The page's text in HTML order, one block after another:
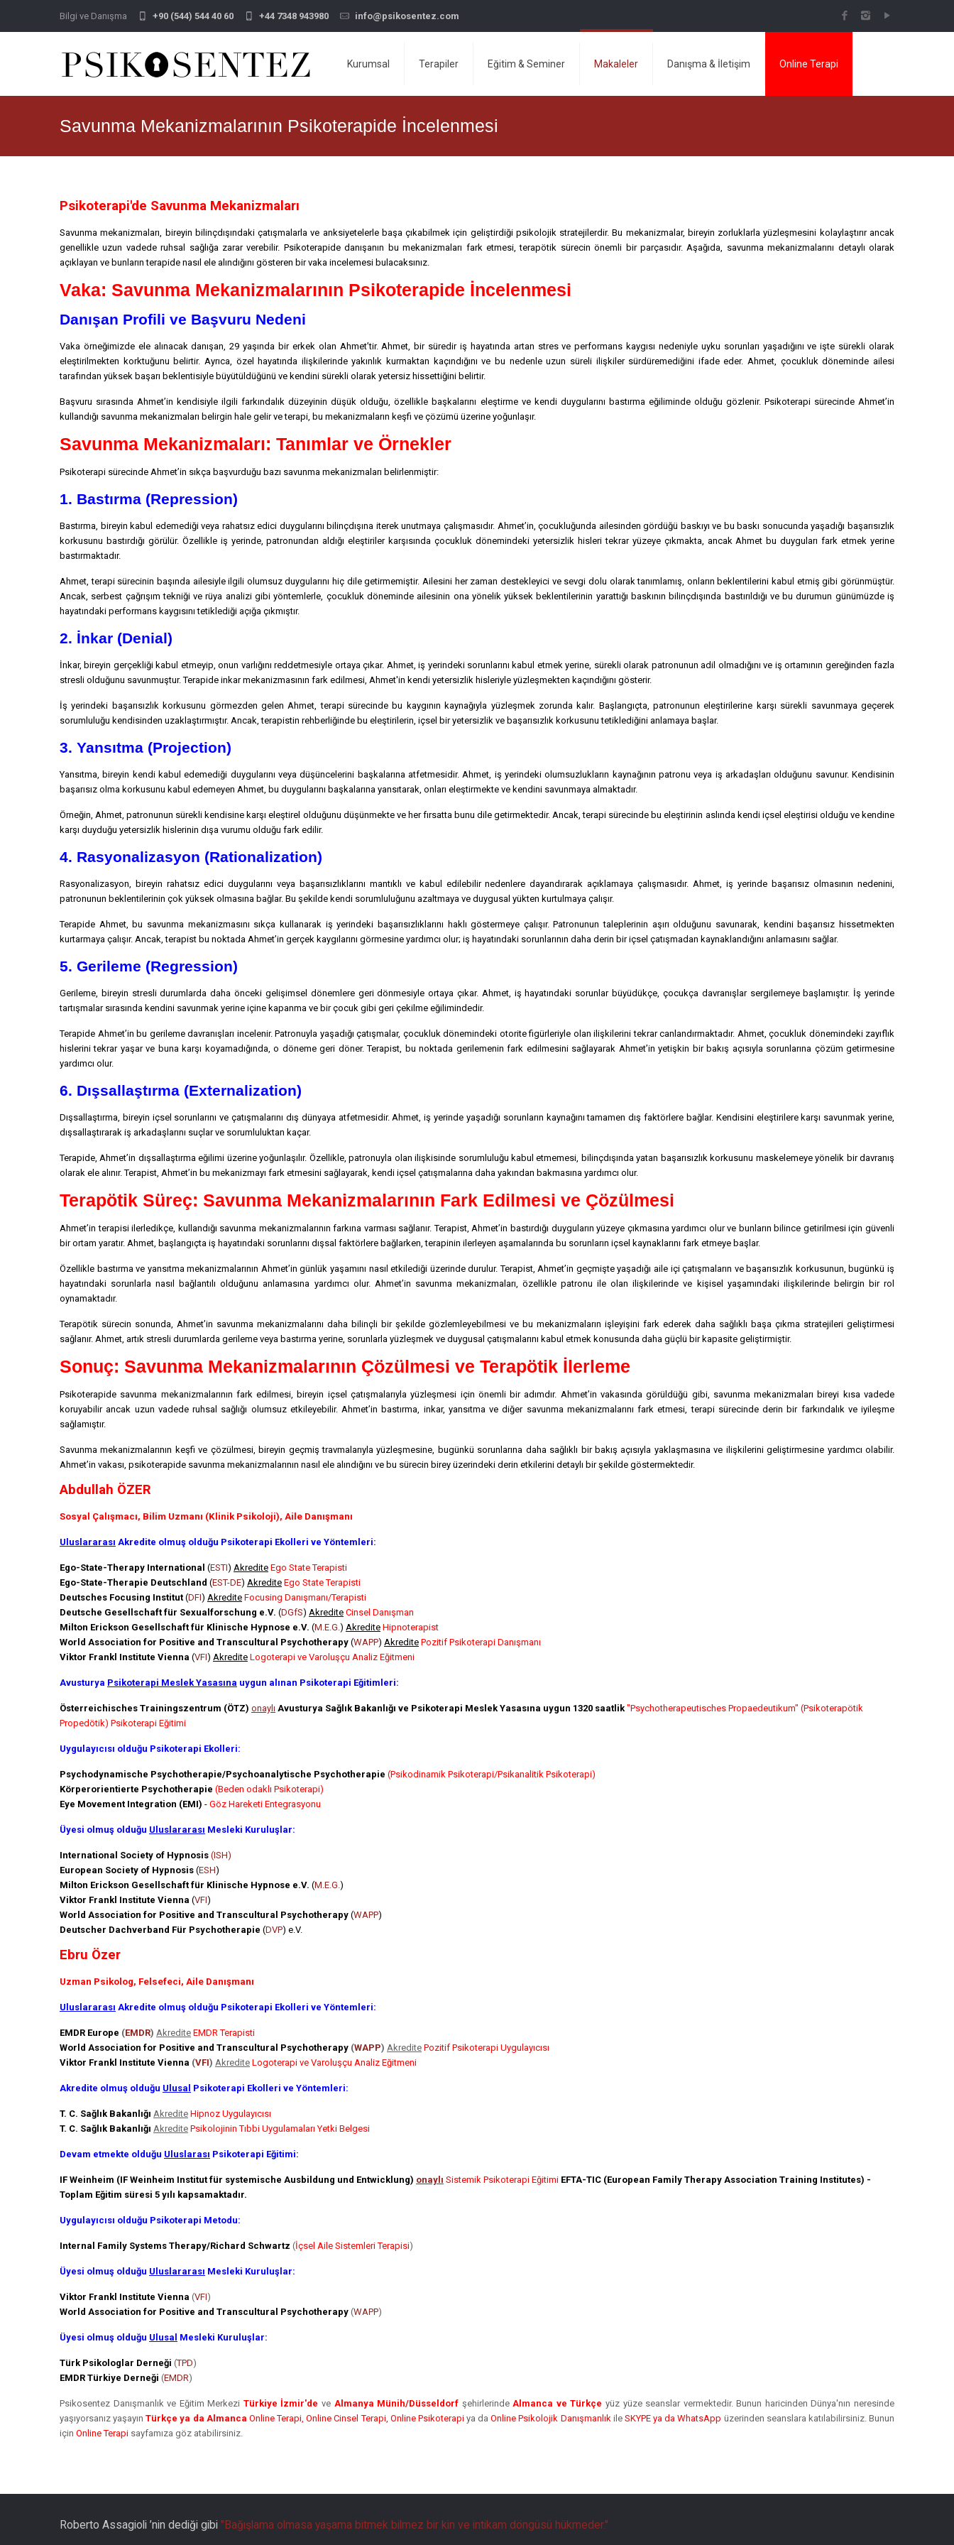
Bilgi ve Danışma +90 (544) 544 40 60 +44 7348 943980 info@psikosentez.com
Kurumsal Terapiler Eğitim & Seminer Makaleler Danışma & İletişim Online Terapi
Savunma Mekanizmalarının Psikoterapide İncelenmesi
Psikoterapi'de Savunma Mekanizmaları
Savunma mekanizmaları, bireyin bilinçdışındaki çatışmalarla ve anksiyetelerle başa çıkabilmek için geliştirdiği psikolojik stratejilerdir. Bu mekanizmalar, bireyin zorluklarla yüzleşmesini kolaylaştırır ancak
genellikle uzun vadede ruhsal sağlığa zarar verebilir. Psikoterapide danışanın bu mekanizmaları fark etmesi, terapötik sürecin önemli bir parçasıdır. Aşağıda, savunma mekanizmalarını detaylı olarak
açıklayan ve bunların terapide nasıl ele alındığını gösteren bir vaka incelemesi bulacaksınız.
Vaka: Savunma Mekanizmalarının Psikoterapide İncelenmesi
Danışan Profili ve Başvuru Nedeni
Vaka örneğimizde ele alınacak danışan, 29 yaşında bir erkek olan Ahmet’tir. Ahmet, bir süredir iş hayatında artan stres ve performans kaygısı nedeniyle uyku sorunları yaşadığını ve işte sürekli olarak
eleştirilmekten korktuğunu belirtir. Ayrıca, özel hayatında ilişkilerinde yakınlık kurmaktan kaçındığını ve bu nedenle uzun süreli ilişkiler sürdüremediğini ifade eder. Ahmet, çocukluk döneminde ailesi
tarafından yüksek başarı beklentisiyle büyütüldüğünü ve kendini sürekli olarak yetersiz hissettiğini belirtir.
Başvuru sırasında Ahmet’in kendisiyle ilgili farkındalık düzeyinin düşük olduğu, özellikle başkalarını eleştirme ve kendi duygularını bastırma eğiliminde olduğu gözlenir. Psikoterapi sürecinde Ahmet’in
kullandığı savunma mekanizmaları belirgin hale gelir ve terapi, bu mekanizmaların keşfi ve çözümü üzerine yoğunlaşır.
Savunma Mekanizmaları: Tanımlar ve Örnekler
Psikoterapi sürecinde Ahmet’in sıkça başvurduğu bazı savunma mekanizmaları belirlenmiştir:
1. Bastırma (Repression)
Bastırma, bireyin kabul edemediği veya rahatsız edici duygularını bilinçdışına iterek unutmaya çalışmasıdır. Ahmet’in, çocukluğunda ailesinden gördüğü baskıyı ve bu baskı sonucunda yaşadığı başarısızlık
korkusunu bastırdığı görülür. Özellikle iş yerinde, patronundan aldığı eleştiriler karşısında çocukluk dönemindeki yetersizlik hisleri tekrar yüzeye çıkmakta, ancak Ahmet bu duyguları fark etmek yerine
bastırmaktadır.
Ahmet, terapi sürecinin başında ailesiyle ilgili olumsuz duygularını hiç dile getirmemiştir. Ailesini her zaman destekleyici ve sevgi dolu olarak tanımlamış, onların beklentilerini kabul etmiş gibi görünmüştür.
Ancak, serbest çağrışım tekniği ve rüya analizi gibi yöntemlerle, çocukluk döneminde ailesinin ona yönelik yüksek beklentilerinin yarattığı baskının bilinçdışında bastırıldığı ve bu durumun günümüzde iş
hayatındaki performans kaygısını tetiklediği açığa çıkmıştır.
2. İnkar (Denial)
İnkar, bireyin gerçekliği kabul etmeyip, onun varlığını reddetmesiyle ortaya çıkar. Ahmet, iş yerindeki sorunlarını kabul etmek yerine, sürekli olarak patronunun adil olmadığını ve iş ortamının gereğinden fazla
stresli olduğunu savunmuştur. Terapide inkar mekanizmasının fark edilmesi, Ahmet'in kendi yetersizlik hisleriyle yüzleşmekten kaçındığını gösterir.
İş yerindeki başarısızlık korkusunu görmezden gelen Ahmet, terapi sürecinde bu kaygının kaynağıyla yüzleşmek zorunda kalır. Başlangıçta, patronunun eleştirilerine karşı sürekli savunmaya geçerek
sorumluluğu kendisinden uzaklaştırmıştır. Ancak, terapistin rehberliğinde bu eleştirilerin, içsel bir yetersizlik ve başarısızlık korkusunu tetiklediğini anlamaya başlar.
3. Yansıtma (Projection)
Yansıtma, bireyin kendi kabul edemediği duygularını veya düşüncelerini başkalarına atfetmesidir. Ahmet, iş yerindeki olumsuzlukların kaynağının patronu veya iş arkadaşları olduğunu savunur. Kendisinin
başarısız olma korkusunu kabul edemeyen Ahmet, bu duygularını başkalarına yansıtarak, onları eleştirmekte ve kendini savunmaya almaktadır.
Örneğin, Ahmet, patronunun sürekli kendisine karşı eleştirel olduğunu düşünmekte ve her fırsatta bunu dile getirmektedir. Ancak, terapi sürecinde bu eleştirinin aslında kendi içsel eleştirisi olduğu ve kendine
karşı duyduğu yetersizlik hislerinin dışa vurumu olduğu fark edilir.
4. Rasyonalizasyon (Rationalization)
Rasyonalizasyon, bireyin rahatsız edici duygularını veya başarısızlıklarını mantıklı ve kabul edilebilir nedenlere dayandırarak açıklamaya çalışmasıdır. Ahmet, iş yerinde başarısız olmasının nedenini,
patronunun beklentilerinin çok yüksek olmasına bağlar. Bu şekilde kendi sorumluluğunu azaltmaya ve duygusal yükten kurtulmaya çalışır.
Terapide Ahmet, bu savunma mekanizmasını sıkça kullanarak iş yerindeki başarısızlıklarını haklı göstermeye çalışır. Patronunun taleplerinin aşırı olduğunu savunarak, kendini başarısız hissetmekten
kurtarmaya çalışır. Ancak, terapist bu noktada Ahmet’in gerçek kaygılarını görmesine yardımcı olur; iş hayatındaki sorunlarının daha derin bir içsel çatışmadan kaynaklandığını anlamasını sağlar.
5. Gerileme (Regression)
Gerileme, bireyin stresli durumlarda daha önceki gelişimsel dönemlere geri dönmesiyle ortaya çıkar. Ahmet, iş hayatındaki sorunlar büyüdükçe, çocukça davranışlar sergilemeye başlamıştır. İş yerinde
tartışmalar sırasında kendini savunmak yerine içine kapanma ve bir çocuk gibi geri çekilme eğilimindedir.
Terapide Ahmet’in bu gerileme davranışları incelenir. Patronuyla yaşadığı çatışmalar, çocukluk dönemindeki otorite figürleriyle olan ilişkilerini tekrar canlandırmaktadır. Ahmet, çocukluk dönemindeki zayıflık
hislerini tekrar yaşar ve buna karşı koyamadığında, o döneme geri döner. Terapist, bu noktada gerilemenin fark edilmesini sağlayarak Ahmet’in yetişkin bir bakış açısıyla sorunlarına çözüm getirmesine
yardımcı olur.
6. Dışsallaştırma (Externalization)
Dışsallaştırma, bireyin içsel sorunlarını ve çatışmalarını dış dünyaya atfetmesidir. Ahmet, iş yerinde yaşadığı sorunların kaynağını tamamen dış faktörlere bağlar. Kendisini eleştirilere karşı savunmak yerine,
dışsallaştırarak iş arkadaşlarını suçlar ve sorumluluktan kaçar.
Terapide, Ahmet’in dışsallaştırma eğilimi üzerine yoğunlaşılır. Özellikle, patronuyla olan ilişkisinde sorumluluğu kabul etmemesi, bilinçdışında yatan başarısızlık korkusunu maskelemeye yönelik bir davranış
olarak ele alınır. Terapist, Ahmet’in bu mekanizmayı fark etmesini sağlayarak, kendi içsel çatışmalarına daha yakından bakmasına yardımcı olur.
Terapötik Süreç: Savunma Mekanizmalarının Fark Edilmesi ve Çözülmesi
Ahmet’in terapisi ilerledikçe, kullandığı savunma mekanizmalarının farkına varması sağlanır. Terapist, Ahmet’in bastırdığı duyguların yüzeye çıkmasına yardımcı olur ve bunların bilince getirilmesi için güvenli
bir ortam yaratır. Ahmet, başlangıçta iş hayatındaki sorunlarını dışsal faktörlere bağlarken, terapinin ilerleyen aşamalarında bu sorunların içsel kaynaklarını fark etmeye başlar.
Özellikle bastırma ve yansıtma mekanizmalarının Ahmet’in günlük yaşamını nasıl etkilediği üzerinde durulur. Terapist, Ahmet’in geçmişte yaşadığı aile içi çatışmaların ve başarısızlık korkusunun, bugünkü iş
hayatındaki sorunlarla nasıl bağlantılı olduğunu anlamasına yardımcı olur. Ahmet’in savunma mekanizmaları, özellikle patronu ile olan ilişkilerinde ve kişisel yaşamındaki ilişkilerinde belirgin bir rol
oynamaktadır.
Terapötik sürecin sonunda, Ahmet’in savunma mekanizmalarını daha bilinçli bir şekilde gözlemleyebilmesi ve bu mekanizmaların işleyişini fark ederek daha sağlıklı başa çıkma stratejileri geliştirmesi
sağlanır. Ahmet, artık stresli durumlarda gerileme veya bastırma yerine, sorunlarla yüzleşmek ve duygusal çatışmalarını kabul etmek konusunda daha güçlü bir kapasite geliştirmiştir.
Sonuç: Savunma Mekanizmalarının Çözülmesi ve Terapötik İlerleme
Psikoterapide savunma mekanizmalarının fark edilmesi, bireyin içsel çatışmalarıyla yüzleşmesi için önemli bir adımdır. Ahmet’in vakasında görüldüğü gibi, savunma mekanizmaları bireyi kısa vadede
koruyabilir ancak uzun vadede ruhsal sağlığı olumsuz etkileyebilir. Ahmet’in bastırma, inkar, yansıtma ve diğer savunma mekanizmalarını fark etmesi, terapi sürecinde derin bir farkındalık ve iyileşme
sağlamıştır.
Savunma mekanizmalarının keşfi ve çözülmesi, bireyin geçmiş travmalarıyla yüzleşmesine, bugünkü sorunlarına daha sağlıklı bir bakış açısıyla yaklaşmasına ve ilişkilerini geliştirmesine yardımcı olabilir.
Ahmet’in vakası, psikoterapide savunma mekanizmalarının nasıl ele alındığını ve bu sürecin birey üzerindeki derin etkilerini detaylı bir şekilde göstermektedir.
Abdullah ÖZER
Sosyal Çalışmacı, Bilim Uzmanı (Klinik Psikoloji), Aile Danışmanı
Uluslararası Akredite olmuş olduğu Psikoterapi Ekolleri ve Yöntemleri:
Ego-State-Therapy International (ESTI) Akredite Ego State Terapisti
Ego-State-Therapie Deutschland (EST-DE) Akredite Ego State Terapisti
Deutsches Focusing Institut (DFI) Akredite Focusing Danışmanı/Terapisti
Deutsche Gesellschaft für Sexualforschung e.V. (DGfS) Akredite Cinsel Danışman
Milton Erickson Gesellschaft für Klinische Hypnose e.V. (M.E.G.) Akredite Hipnoterapist
World Association for Positive and Transcultural Psychotherapy (WAPP) Akredite Pozitif Psikoterapi Danışmanı
Viktor Frankl Institute Vienna (VFI) Akredite Logoterapi ve Varoluşçu Analiz Eğitmeni
Avusturya Psikoterapi Meslek Yasasına uygun alınan Psikoterapi Eğitimleri:
Österreichisches Trainingszentrum (ÖTZ) onaylı Avusturya Sağlık Bakanlığı ve Psikoterapi Meslek Yasasına uygun 1320 saatlik"Psychotherapeutisches Propaedeutikum" (Psikoterapötik
Propedötik) Psikoterapi Eğitimi
Uygulayıcısı olduğu Psikoterapi Ekolleri:
Psychodynamische Psychotherapie/Psychoanalytische Psychotherapie (Psikodinamik Psikoterapi/Psikanalitik Psikoterapi)
Körperorientierte Psychotherapie (Beden odaklı Psikoterapi)
Eye Movement Integration (EMI) - Göz Hareketi Entegrasyonu
Üyesi olmuş olduğu Uluslararası Mesleki Kuruluşlar:
International Society of Hypnosis (ISH)
European Society of Hypnosis (ESH)
Milton Erickson Gesellschaft für Klinische Hypnose e.V. (M.E.G.)
Viktor Frankl Institute Vienna (VFI)
World Association for Positive and Transcultural Psychotherapy (WAPP)
Deutscher Dachverband Für Psychotherapie (DVP) e.V.
Ebru Özer
Uzman Psikolog, Felsefeci, Aile Danışmanı
Uluslararası Akredite olmuş olduğu Psikoterapi Ekolleri ve Yöntemleri:
EMDR Europe (EMDR) Akredite EMDR Terapisti
World Association for Positive and Transcultural Psychotherapy (WAPP) Akredite Pozitif Psikoterapi Uygulayıcısı
Viktor Frankl Institute Vienna (VFI) Akredite Logoterapi ve Varoluşçu Analiz Eğitmeni
Akredite olmuş olduğu Ulusal Psikoterapi Ekolleri ve Yöntemleri:
T. C. Sağlık Bakanlığı Akredite Hipnoz Uygulayıcısı
T. C. Sağlık Bakanlığı Akredite Psikolojinin Tıbbi Uygulamaları Yetki Belgesi
Devam etmekte olduğu Uluslarası Psikoterapi Eğitimi:
IF Weinheim (IF Weinheim Institut für systemische Ausbildung und Entwicklung) onaylı Sistemik Psikoterapi Eğitimi EFTA-TIC (European Family Therapy Association Training Institutes) -
Toplam Eğitim süresi 5 yılı kapsamaktadır.
Uygulayıcısı olduğu Psikoterapi Metodu:
Internal Family Systems Therapy/Richard Schwartz (İçsel Aile Sistemleri Terapisi)
Üyesi olmuş olduğu Uluslararası Mesleki Kuruluşlar:
Viktor Frankl Institute Vienna (VFI)
World Association for Positive and Transcultural Psychotherapy (WAPP)
Üyesi olmuş olduğu Ulusal Mesleki Kuruluşlar:
Türk Psikologlar Derneği (TPD)
EMDR Türkiye Derneği (EMDR)
Psikosentez Danışmanlık ve Eğitim Merkezi Türkiye İzmir'de ve Almanya Münih/Düsseldorf şehirlerindeAlmanca ve Türkçe yüz yüze seanslar vermektedir. Bunun haricinden Dünya'nın neresinde
yaşıyorsanız yaşayınTürkçe ya da Almanca Online Terapi, Online Cinsel Terapi, Online Psikoterapiya daOnline Psikolojik Danışmanlıkile SKYPE ya da WhatsApp üzerinden seanslara katılabilirsiniz. Bunun
için Online Terapi sayfamıza göz atabilirsiniz.
Roberto Assagioli ’nin dediği gibi "Bağışlama olmasa yaşama bitmek bilmez bir kin ve intikam döngüsü hükmeder."